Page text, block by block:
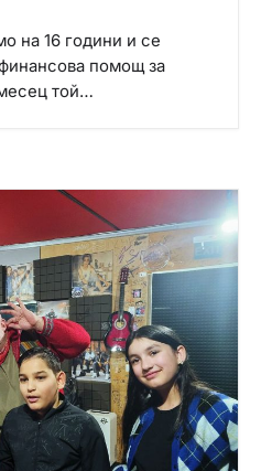
на 16 години и се
помощ за
той…